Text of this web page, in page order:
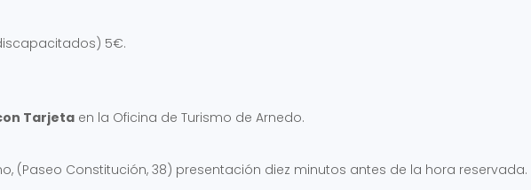
5€.
Tarjeta en la Oficina de Turismo de Arnedo.
(Paseo Constitución, 38) presentación diez minutos antes de la hora reservada.